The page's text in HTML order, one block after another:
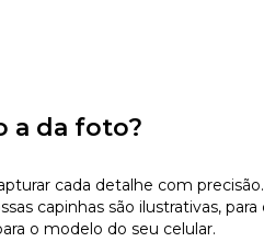
a da foto?
cada detalhe com
capinhas são ilustrativas,
o modelo do seu celular.